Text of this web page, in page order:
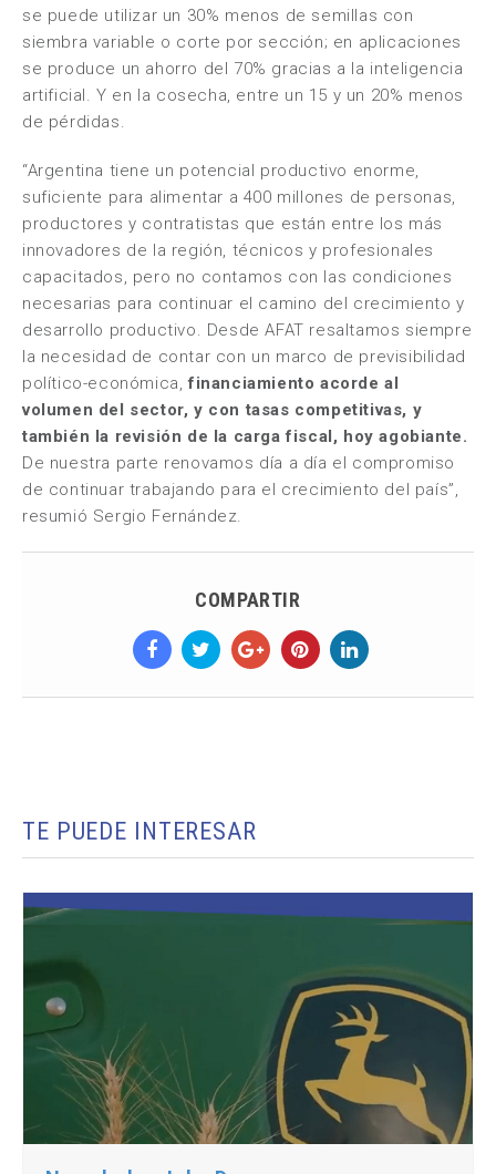
se puede utilizar un 30% menos de semillas con
siembra variable o corte por sección; en aplicaciones
se produce un ahorro del 70% gracias a la inteligencia
artificial. Y en la cosecha, entre un 15 y un 20% menos
de pérdidas.
“Argentina tiene un potencial productivo enorme,
suficiente para alimentar a 400 millones de personas,
productores y contratistas que están entre los más
innovadores de la región, técnicos y profesionales
capacitados, pero no contamos con las condiciones
necesarias para continuar el camino del crecimiento y
desarrollo productivo. Desde AFAT resaltamos siempre
la necesidad de contar con un marco de previsibilidad
político-económica,financiamiento acorde al
volumen del sector, y con tasas competitivas, y
también la revisión de la carga fiscal, hoy agobiante.
De nuestra parte renovamos día a día el compromiso
de continuar trabajando para el crecimiento del país”,
resumió Sergio Fernández.
COMPARTIR
TE PUEDE INTERESAR